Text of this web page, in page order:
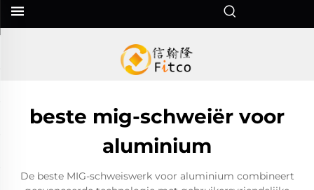
beste mig-schweiër voor
aluminium
De beste MIG-schweiswerk voor aluminium combineert